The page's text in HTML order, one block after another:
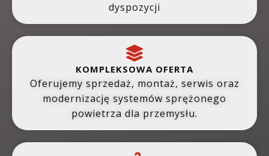
dyspozycji
KOMPLEKSOWA OFERTA
Oferujemy sprzedaż, montaż, serwis oraz
modernizację systemów sprężonego
powietrza dla przemysłu.